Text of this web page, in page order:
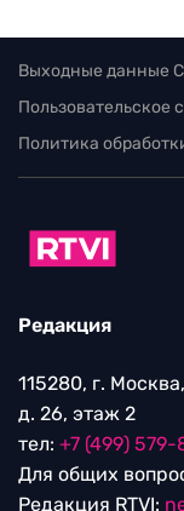
Выходные данные
Пользовательское
Политика
Редакция
115280, г.
д. 26, этаж 2
тел: +7 (499)
Для общих
Редакция RTVI: